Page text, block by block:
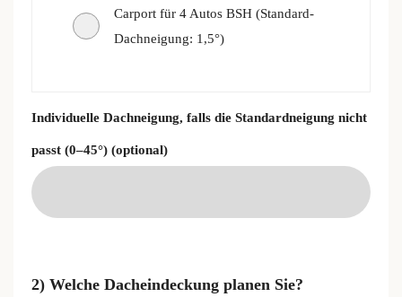
Carport für 4 Autos BSH (Standard-
Dachneigung: 1,5°)
Individuelle Dachneigung, falls die Standardneigung nicht
passt (0–45°) (optional)
2) Welche Dacheindeckung planen Sie?